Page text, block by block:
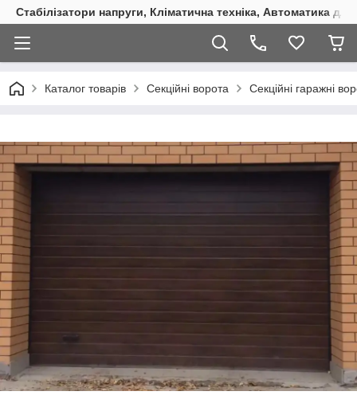
Стабілізатори напруги, Кліматична техніка, Автоматика
Каталог товарів Секційні ворота Секційні гаражні